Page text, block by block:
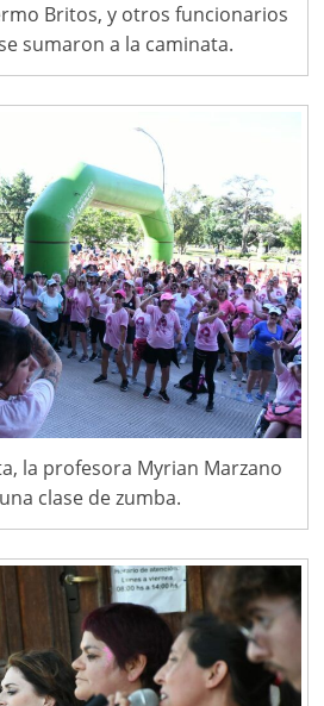
Britos, y otros funcionarios
sumaron a la caminata.
la profesora Myrian Marzano
clase de zumba.